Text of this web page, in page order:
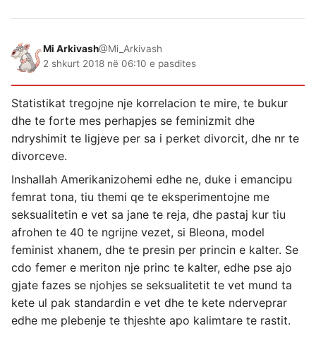
Mi Arkivash@Mi_Arkivash
2 shkurt 2018 në 06:10 e pasdites
Statistikat tregojne nje korrelacion te mire, te bukur
dhe te forte mes perhapjes se feminizmit dhe
ndryshimit te ligjeve per sa i perket divorcit, dhe nr te
divorceve.
Inshallah Amerikanizohemi edhe ne, duke i emancipu
femrat tona, tiu themi qe te eksperimentojne me
seksualitetin e vet sa jane te reja, dhe pastaj kur tiu
afrohen te 40 te ngrijne vezet, si Bleona, model
feminist xhanem, dhe te presin per princin e kalter. Se
cdo femer e meriton nje princ te kalter, edhe pse ajo
gjate fazes se njohjes se seksualitetit te vet mund ta
kete ul pak standardin e vet dhe te kete nderveprar
edhe me plebenje te thjeshte apo kalimtare te rastit.